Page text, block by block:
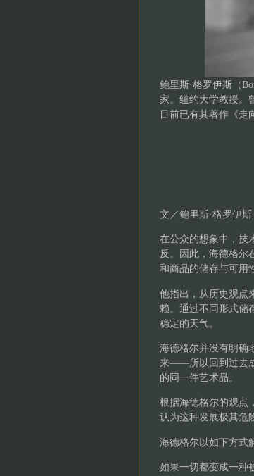
鲍里斯·格罗伊斯（
家。纽约大学教授。
目前已有其著作《走
文／鲍里斯·格罗伊斯
在公众的想象中，技
反。因此，海德格尔
和商品的储存与可用
他指出，从历史观点
赖。通过不同形式
稳定的天气。
海德格尔并没有明确
来——所以回到过去
的同一件艺术品。
根据海德格尔的观点
认为这种发展极其危
海德格尔以如下方式
如果一切都变成一种